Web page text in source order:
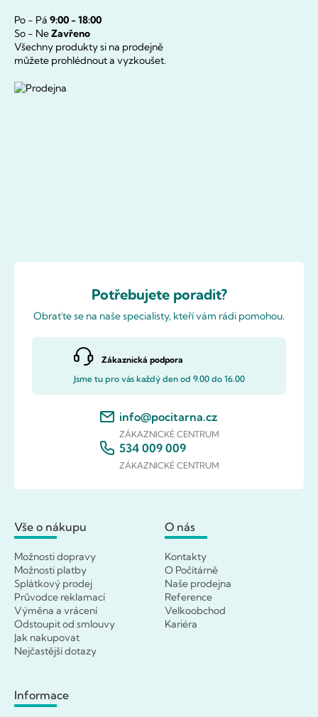
Po - Pá 9:00 - 18:00
So - NeZavřeno
Všechny produkty si na prodejně
můžete prohlédnout a vyzkoušet.
Potřebujete poradit?
Obraťte se na naše specialisty, kteří vám rádi pomohou.
Zákaznická podpora
Jsme tu pro vás každý den od 9.00 do 16.00
info@pocitarna.cz
ZÁKAZNICKÉ CENTRUM
534 009 009
ZÁKAZNICKÉ CENTRUM
Vše o nákupu
Možnosti dopravy
Možnosti platby
Splátkový prodej
Průvodce reklamací
Výměna a vrácení
Odstoupit od smlouvy
Jak nakupovat
Nejčastější dotazy
O nás
Kontakty
O Počítárně
Naše prodejna
Reference
Velkoobchod
Kariéra
Informace